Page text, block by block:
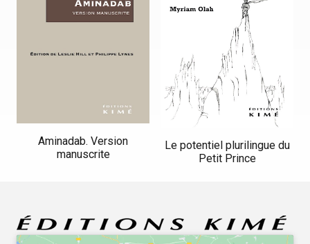
Aminadab. Version
manuscrite
Le potentiel plurilingue du
Petit Prince